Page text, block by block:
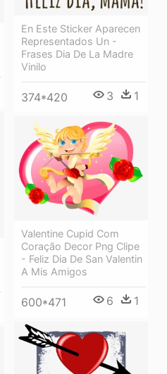
En Este Sticker Aparecen
Representados Un -
Frases Dia De La Madre
Vinilo
374*420 3 1
Valentine Cupid Com
Coração Decor Png Clipe
- Feliz Dia De San Valentin
A Mis Amigos
600*471 6 1